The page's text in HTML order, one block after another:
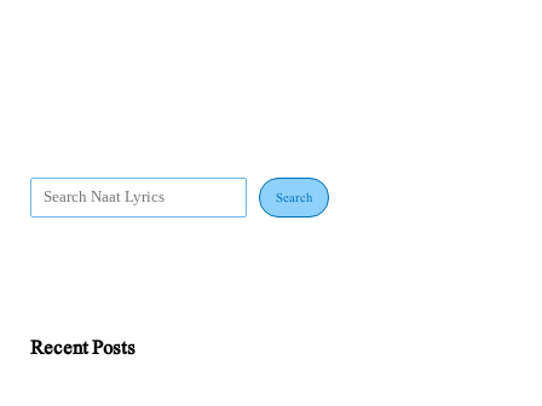
Search
Recent Posts